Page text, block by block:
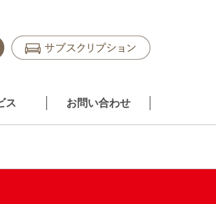
ス お問い合わせ